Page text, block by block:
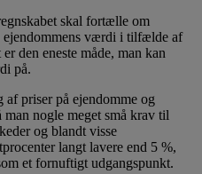
skal fortælle om
ejendommens værdi i tilfælde af
den eneste måde, man kan
på.
af priser på ejendomme og
nogle meget små krav til
og blandt visse
langt lavere end 5 %,
et fornuftigt udgangspunkt.